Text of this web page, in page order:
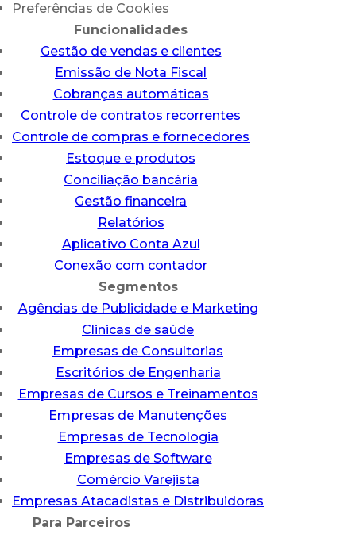
Preferências de Cookies
Funcionalidades
Gestão de vendas e clientes
Emissão de Nota Fiscal
Cobranças automáticas
Controle de contratos recorrentes
Controle de compras e fornecedores
Estoque e produtos
Conciliação bancária
Gestão financeira
Relatórios
Aplicativo Conta Azul
Conexão com contador
Segmentos
Agências de Publicidade e Marketing
Clinicas de saúde
Empresas de Consultorias
Escritórios de Engenharia
Empresas de Cursos e Treinamentos
Empresas de Manutenções
Empresas de Tecnologia
Empresas de Software
Comércio Varejista
Empresas Atacadistas e Distribuidoras
Para Parceiros